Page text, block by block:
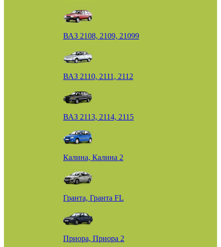
ВАЗ 2108, 2109, 21099
ВАЗ 2110, 2111, 2112
ВАЗ 2113, 2114, 2115
Калина, Калина 2
Гранта, Гранта FL
Приора, Приора 2